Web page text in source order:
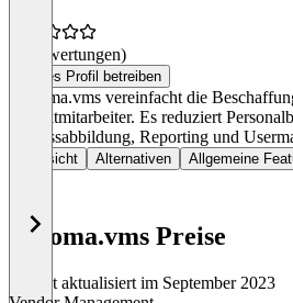
(0 Bewertungen)
Dieses Profil betreiben
Wofoma.vms vereinfacht die
Projektmitarbeiter. Es reduziert
Prozessabbildung, Reporting und
Übersicht Alternativen Allgemeine
wofoma.vms Preise
Zuletzt aktualisiert im September 2023